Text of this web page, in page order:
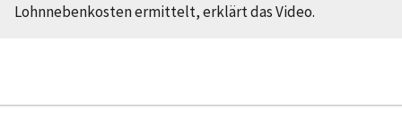
Lohnnebenkosten ermittelt, erklärt das Video.